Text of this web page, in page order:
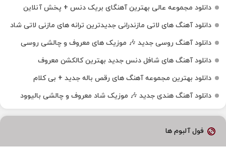
دانلود مجموعه عالی بهترین آهنگای بریک دنس + پخش آنلاین
دانلود آهنگ‌ های لاتی مازندرانی جدیدترین ترانه های مازنی لاتی شاد
دانلود آهنگ روسی جدید 🎶 موزیک‌ های معروف و چالشی روسی
دانلود آهنگ های شافل دنس جدید بهترین کالکشن معروف
دانلود بهترین مجموعه آهنگ های رقص باله جدید + بی کلام
دانلود آهنگ هندی جدید 🎶 موزیک شاد معروف و چالشی بالیوود
فول آلبوم ها